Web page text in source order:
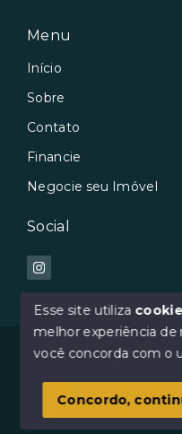
Menu
Início
Sobre
Contato
Financie
Negocie seu Imóvel
Social
© Copyright 2026 -
SITE PARA IMOBILIARIA
Esse site utiliza
melhor experiência
você concorda com o
Concordo,